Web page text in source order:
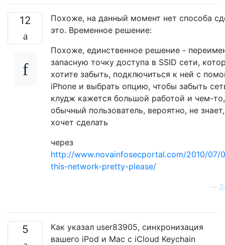
12
Похоже, на данный момент нет способа
это. Временное решение:
Похоже, единственное решение -
запасную точку доступа в SSID сети,
хотите забыть, подключиться к ней с
iPhone и выбрать опцию, чтобы забыть
клудж кажется большой работой и чем-
обычный пользователь, вероятно, не
хочет сделать
через
http://www.novainfosecportal.com/2010/07/
this-network-pretty-please/
—
5
Как указал user83905, синхронизация
вашего iPod и Mac с iCloud Keychain